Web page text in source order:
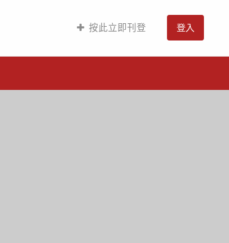
按此立即刊登 登入